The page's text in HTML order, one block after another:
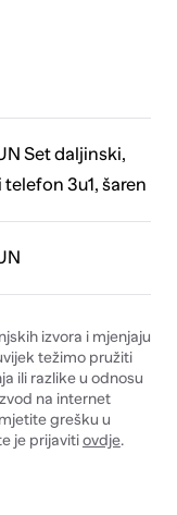
Set daljinski,
telefon 3u1, šaren
izvora i mjenjaju
težimo pružiti
ili razlike u odnosu
na internet
grešku u
je prijavitiovdje.